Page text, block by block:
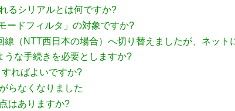
るシリアルとは何ですか?
ードフィルタ」の対象ですか?
（NTT西日本の場合）へ切り替えましたが、ネット
うな手続きを必要としますか?
ればよいですか?
らなくなりました
はありますか?